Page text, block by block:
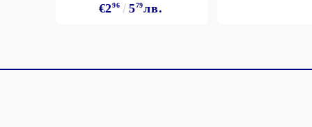
€296 579лв.